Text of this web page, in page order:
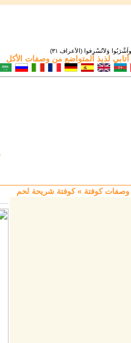
وَلاَتُسْرِفوا (الأعراف ٣١)
أتابي لذيذ المتواضع من وصفات الأكل
وصفات كوفتة » كوفتة شريحة لحم